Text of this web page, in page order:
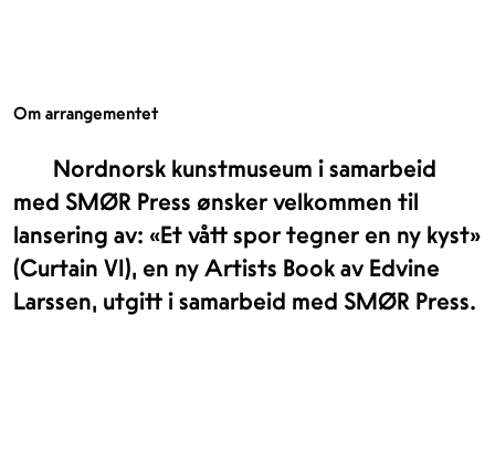
Om arrangementet
Nordnorsk kunstmuseum i samarbeid
med SMØR Press ønsker velkommen til
lansering av: «Et vått spor tegner en ny kyst»
(Curtain VI), en ny Artists Book av Edvine
Larssen, utgitt i samarbeid med SMØR Press.